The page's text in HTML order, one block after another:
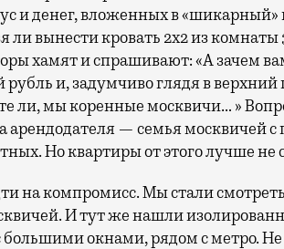
и денег, вложенных в
ли вынести кровать 2х2 из
хамят и спрашивают: «А зачем
и, задумчиво глядя в
ли, мы коренные москвичи… »
арендодателя — семья москвичей
Но квартиры от этого лучше не
на компромисс. Мы стали
И тут же нашли
большими окнами, рядом с метро.